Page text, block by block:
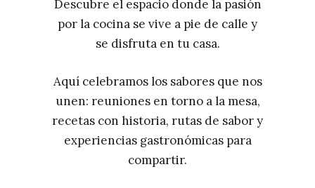
Descubre el espacio donde la pasión
por la cocina se vive a pie de calle y
se disfruta en tu casa.
Aquí celebramos los sabores que nos
unen: reuniones en torno a la mesa,
recetas con historia, rutas de sabor y
experiencias gastronómicas para
compartir.